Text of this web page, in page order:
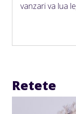
vanzari va lua
Retete